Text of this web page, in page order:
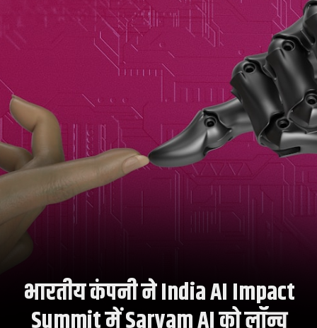
भारतीय कंपनी ने India AI Impact